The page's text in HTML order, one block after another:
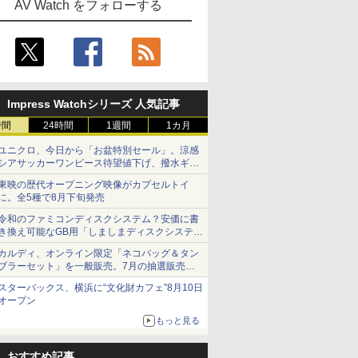
AV Watch をフォローする
Impress Watchシリーズ 人気記事
24時間 1週間 1カ月
ニクロ、今日から「お盆特別セール」。涼感
アサッカーワンピース待望値下げ、撥水ギア
ョーツは1990円に
映の歴代オープニング映像がカプセルトイ
。全5種で8月下旬発売
和のファミコンディスクシステム？安価に書
換え可能なGB用「しましまディスクシステ
」
ルディ、オンライン限定「ネコバッグ＆タン
ラーセット」を一般販売。7月の抽選販売の
選無効分
ターバックス、横浜に“文化財カフェ”8月10日
ープン
もっと見る